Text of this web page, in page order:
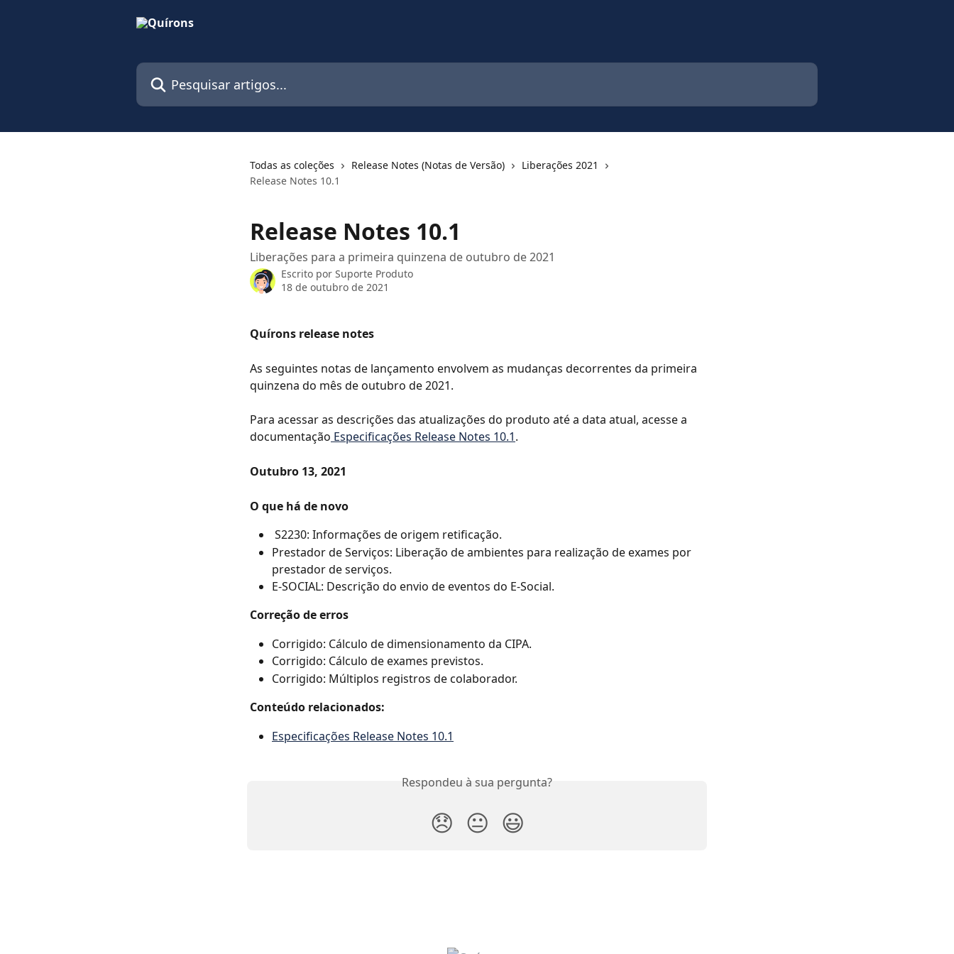
Pesquisar artigos...
Todas as coleções Release Notes (Notas de Versão)
Liberações 2021
Release Notes 10.1
Release Notes 10.1
Liberações para a primeira quinzena de outubro de 2021
Escrito por Suporte Produto
18 de outubro de 2021
Quírons release notes
As seguintes notas de lançamento envolvem as mudanças decorrentes da primeira
quinzena do mês de outubro de 2021.
Para acessar as descrições das atualizações do produto até a data atual, acesse a
documentação Especificações Release Notes 10.1.
Outubro 13, 2021
O que há de novo
S2230: Informações de origem retificação.
Prestador de Serviços: Liberação de ambientes para realização de exames por
prestador de serviços.
E-SOCIAL: Descrição do envio de eventos do E-Social.
Correção de erros
Corrigido: Cálculo de dimensionamento da CIPA.
Corrigido: Cálculo de exames previstos.
Corrigido: Múltiplos registros de colaborador.
Conteúdo relacionados:
Especificações Release Notes 10.1
Respondeu à sua pergunta?
😞 😐 😃